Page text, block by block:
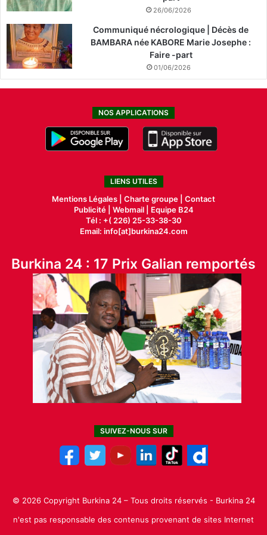
26/06/2026
Communiqué nécrologique | Décès de
BAMBARA née KABORE Marie Josephe :
Faire -part
01/06/2026
NOS APPLICATIONS
LIENS UTILES
Mentions Légales | Charte groupe | Contact
Publicité| Webmail |
Equipe B24
Tél : +( 226) 25-33-38-30
Email: info[at]burkina24.com
Burkina 24 : 17 Prix Galian remportés
SUIVEZ-NOUS SUR
© 2026 Copyright Burkina 24 – Tous droits réservés - Burkina 24
n'est pas responsable des contenus provenant de sites Internet